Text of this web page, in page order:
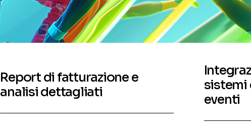
Report di fatturazione e
analisi dettagliati
sistemi
eventi